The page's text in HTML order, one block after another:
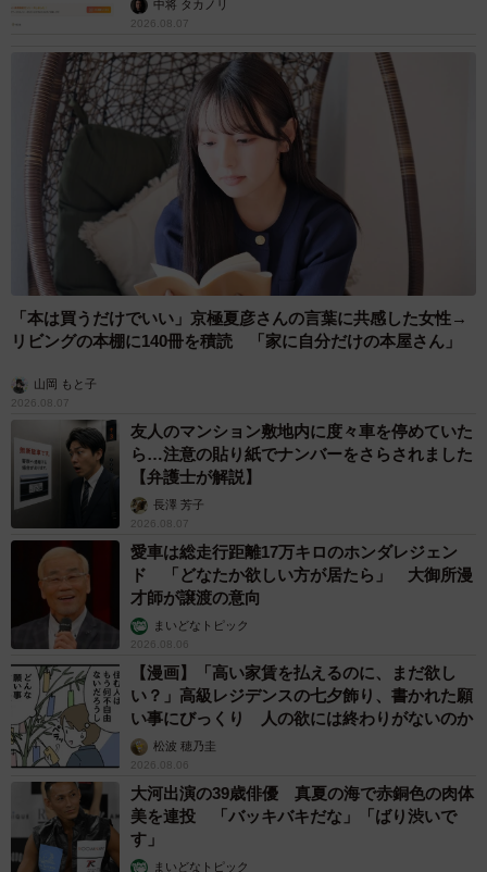
中将 タカノリ
2026.08.07
「本は買うだけでいい」京極夏彦さんの言葉に共感した女性→
リビングの本棚に140冊を積読 「家に自分だけの本屋さん」
山岡 もと子
2026.08.07
友人のマンション敷地内に度々車を停めていた
ら…注意の貼り紙でナンバーをさらされました
【弁護士が解説】
長澤 芳子
2026.08.07
愛車は総走行距離17万キロのホンダレジェン
ド 「どなたか欲しい方が居たら」 大御所漫
才師が譲渡の意向
まいどなトピック
2026.08.06
【漫画】「高い家賃を払えるのに、まだ欲し
い？」高級レジデンスの七夕飾り、書かれた願
い事にびっくり 人の欲には終わりがないのか
松波 穂乃圭
2026.08.06
大河出演の39歳俳優 真夏の海で赤銅色の肉体
美を連投 「バッキバキだな」「ばり渋いで
す」
まいどなトピック